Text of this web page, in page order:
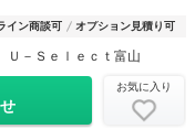
イン商談可 オプション見積り可
－Ｓｅｌｅｃｔ富山
お気に入り